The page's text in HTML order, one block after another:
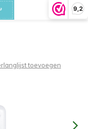
9,2
toevoegen